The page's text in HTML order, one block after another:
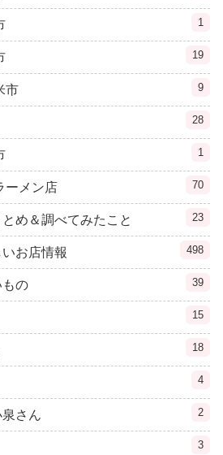
1
19
市 9
28
1
ーメン店 70
め＆調べてみたこと 23
お店情報 498
もの 39
15
18
4
さん 2
3